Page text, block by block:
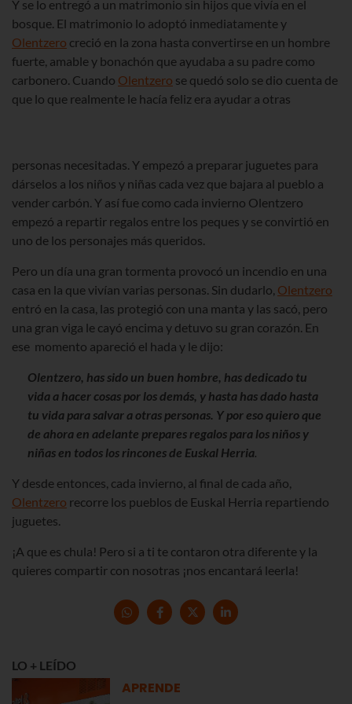
Y se lo entregó a un matrimonio sin hijos que vivía en el
bosque. El matrimonio lo adoptó inmediatamente y
Olentzero creció en la zona hasta convertirse en un hombre
fuerte, amable y bonachón que ayudaba a su padre como
carbonero. Cuando Olentzero se quedó solo se dio cuenta de
que lo que realmente le hacía feliz era ayudar a otras
personas necesitadas. Y empezó a preparar juguetes para
dárselos a los niños y niñas cada vez que bajara al pueblo a
vender carbón. Y así fue como cada invierno Olentzero
empezó a repartir regalos entre los peques y se convirtió en
uno de los personajes más queridos.
Pero un día una gran tormenta provocó un incendio en una
casa en la que vivían varias personas. Sin dudarlo, Olentzero
entró en la casa, las protegió con una manta y las sacó, pero
una gran viga le cayó encima y detuvo su gran corazón. En
ese momento apareció el hada y le dijo:
Olentzero, has sido un buen hombre, has dedicado tu
vida a hacer cosas por los demás, y hasta has dado hasta
tu vida para salvar a otras personas. Y por eso quiero que
de ahora en adelante prepares regalos para los niños y
niñas en todos los rincones de Euskal Herria.
Y desde entonces, cada invierno, al final de cada año,
Olentzero recorre los pueblos de Euskal Herria repartiendo
juguetes.
¡A que es chula! Pero si a ti te contaron otra diferente y la
quieres compartir con nosotras ¡nos encantará leerla!
LO + LEÍDO
APRENDE